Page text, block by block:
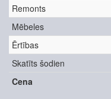
Remonts
Mēbeles
Ērtības
Skatīts šodien
Cena